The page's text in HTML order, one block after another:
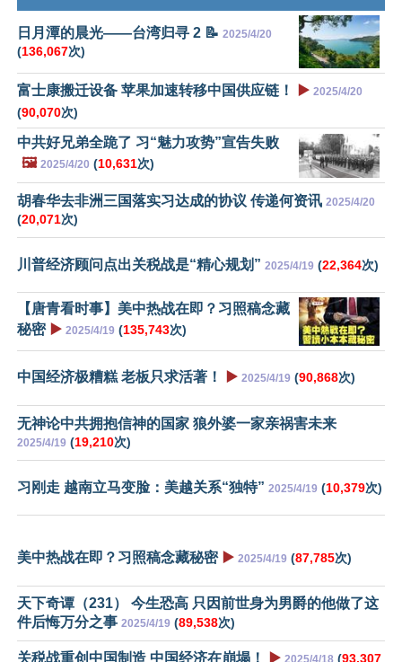
日月潭的晨光——台湾归寻 2 📝 2025/4/20
(136,067次)
富士康搬迁设备 苹果加速转移中国供应链！ ▶️ 2025/4/20
(90,070次)
中共好兄弟全跪了 习“魅力攻势”宣告失败
🖼️ 2025/4/20 (10,631次)
胡春华去非洲三国落实习达成的协议 传递何资讯 2025/4/20
(20,071次)
川普经济顾问点出关税战是“精心规划” 2025/4/19 (22,364次)
【唐青看时事】美中热战在即？习照稿念藏
秘密 ▶️ 2025/4/19 (135,743次)
中国经济极糟糕 老板只求活著！ ▶️ 2025/4/19 (90,868次)
无神论中共拥抱信神的国家 狼外婆一家亲祸害未来
2025/4/19 (19,210次)
习刚走 越南立马变脸：美越关系“独特” 2025/4/19 (10,379次)
美中热战在即？习照稿念藏秘密 ▶️ 2025/4/19 (87,785次)
天下奇谭（231） 今生恐高 只因前世身为男爵的他做了这
件后悔万分之事 2025/4/19 (89,538次)
关税战重创中国制造 中国经济在崩塌！ ▶️ (93,307